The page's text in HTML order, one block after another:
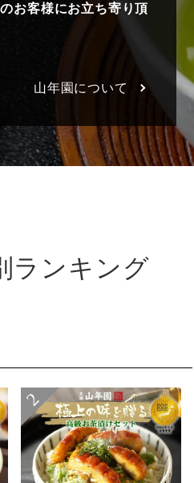
お客様にお立ち寄り頂
山年園について
ランキング